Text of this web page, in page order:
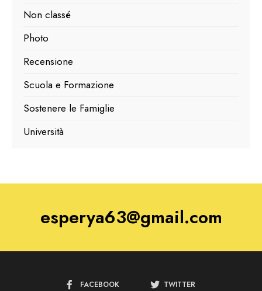
Non classé
Photo
Recensione
Scuola e Formazione
Sostenere le Famiglie
Università
esperya63@gmail.com
FACEBOOK
TWITTER